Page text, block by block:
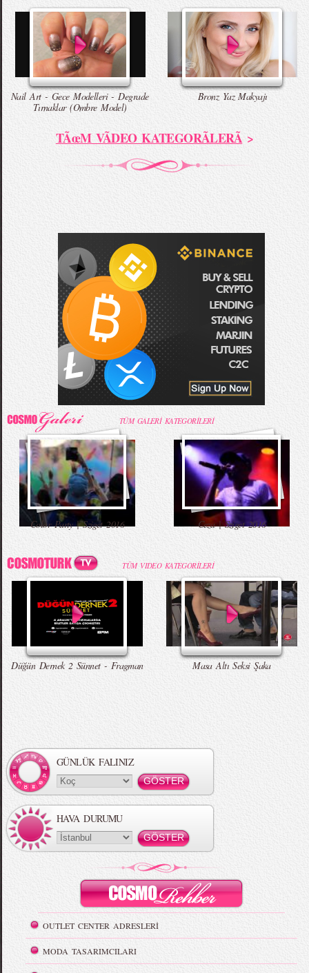
Nail Art - Gece Modelleri - Degrade
Tırnaklar (Ombre Model)
Bronz Yaz Makyajı
TÃœM VÃDEO KATEGORÃLERÃ>
TÜM GALERİ KATEGORİLERİ
Color Party | Sziget 2016 Ceza | Sziget 2016
TÜM VIDEO KATEGORİLERİ
Düğün Dernek 2 Sünnet - Fragman Masa Altı Seksi Şaka
GÜNLÜK FALINIZ
HAVA DURUMU
OUTLET CENTER ADRESLERİ
MODA TASARIMCILARI